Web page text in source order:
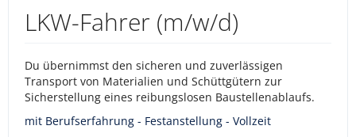
LKW-Fahrer (m/w/d)
Du übernimmst den sicheren und zuverlässigen
Transport von Materialien und Schüttgütern zur
Sicherstellung eines reibungslosen Baustellenablaufs.
mit Berufserfahrung - Festanstellung - Vollzeit